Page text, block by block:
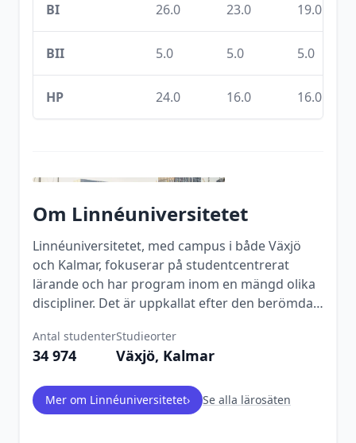
BI 26.0 23.0 19.0
BII 5.0 5.0 5.0
HP 24.0 16.0 16.0
Om Linnéuniversitetet
Linnéuniversitetet, med campus i både Växjö
och Kalmar, fokuserar på studentcentrerat
lärande och har program inom en mängd olika
discipliner. Det är uppkallat efter den berömda
Antal studenter
34 974
Studieorter
Växjö, Kalmar
Mer om Linnéuniversitetet› Se alla lärosäten